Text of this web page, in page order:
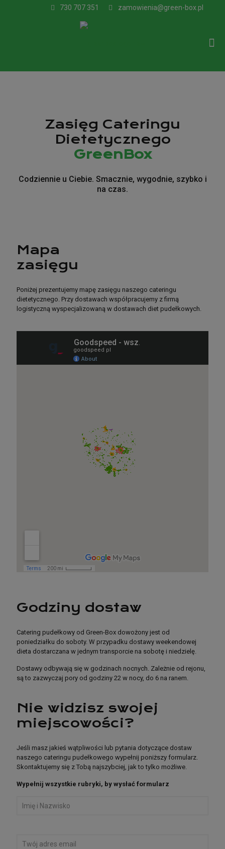
730 707 351 zamowienia@green-box.pl
Zasięg Cateringu
Dietetycznego
GreenBox
Codziennie u Ciebie. Smacznie, wygodnie, szybko i
na czas.
Mapa
zasięgu
Poniżej prezentujemy mapę zasięgu naszego cateringu
dietetycznego. Przy dostawach współpracujemy z firmą
logistyczną wyspecjalizowaną w dostawach diet pudełkowych.
Godziny dostaw
Catering pudełkowy od Green-Box dowożony jest od
poniedziałku do soboty. W przypadku dostawy weekendowej
dieta dostarczana w jednym transporcie na sobotę i niedzielę.
Dostawy odbywają się w godzinach nocnych. Zależnie od rejonu,
są to zazwyczaj pory od godziny 22 w nocy, do 6 na ranem.
Nie widzisz swojej
miejscowości?
Jeśli masz jakieś wątpliwości lub pytania dotyczące dostaw
naszego cateringu pudełkowego wypełnij poniższy formularz.
Skontaktujemy się z Tobą najszybciej, jak to tylko możliwe.
Wypełnij wszystkie rubryki, by wysłać formularz